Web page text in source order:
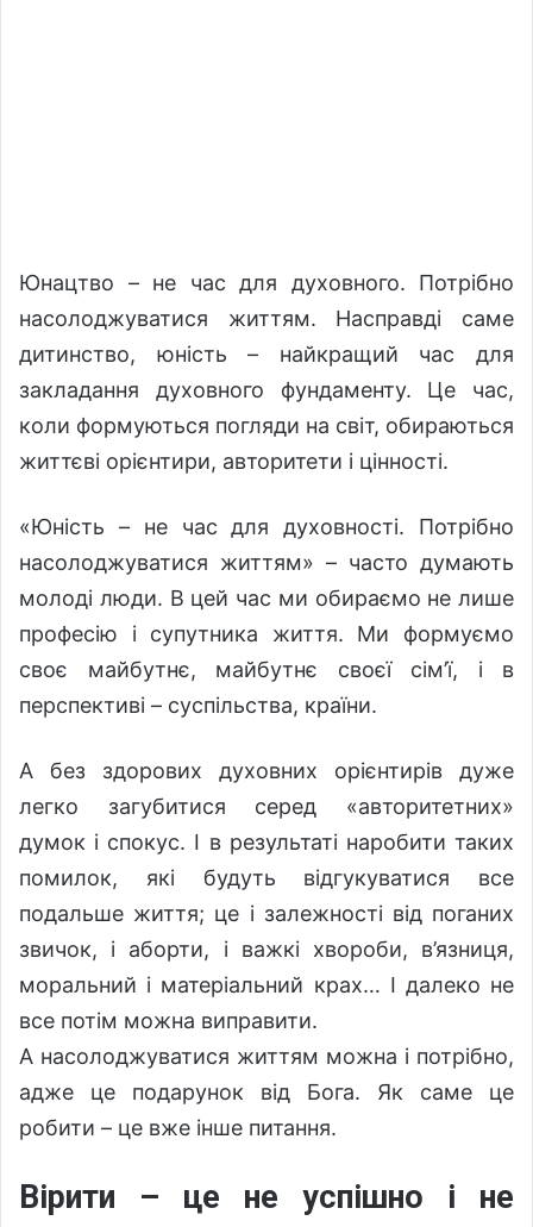
Юнацтво – не час для духовного. Потрібно
насолоджуватися життям. Насправді саме
дитинство, юність – найкращий час для
закладання духовного фундаменту. Це час,
коли формуються погляди на світ, обираються
життєві орієнтири, авторитети і цінності.
«Юність – не час для духовності. Потрібно
насолоджуватися життям» – часто думають
молоді люди. В цей час ми обираємо не лише
професію і супутника життя. Ми формуємо
своє майбутнє, майбутнє своєї сім’ї, і в
перспективі – суспільства, країни.
А без здорових духовних орієнтирів дуже
легко загубитися серед «авторитетних»
думок і спокус. І в результаті наробити таких
помилок, які будуть відгукуватися все
подальше життя; це і залежності від поганих
звичок, і аборти, і важкі хвороби, в’язниця,
моральний і матеріальний крах… І далеко не
все потім можна виправити.
А насолоджуватися життям можна і потрібно,
адже це подарунок від Бога. Як саме це
робити – це вже інше питання.
Вірити – це не успішно і не